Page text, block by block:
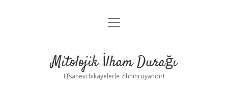
Anasayfa
Yasal Uyarı
menüyü
Mitolojik İlham Durağı
Efsanevi hikayelerle zihnini uyandır!